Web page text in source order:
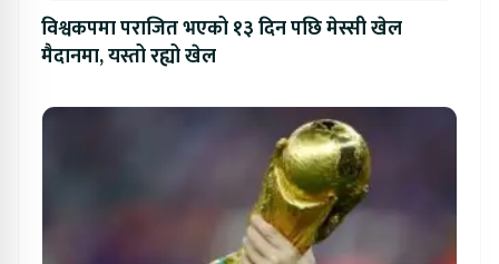
विश्वकपमा पराजित भएको १३ दिन पछि मेस्सी खेल
मैदानमा, यस्तो रह्यो खेल